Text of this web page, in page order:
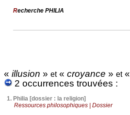
Recherche PHILIA
« illusion » et« croyance » et«
2 occurrences trouvées :
1. Philia [dossier : la religion]
Ressources philosophiques | Dossier